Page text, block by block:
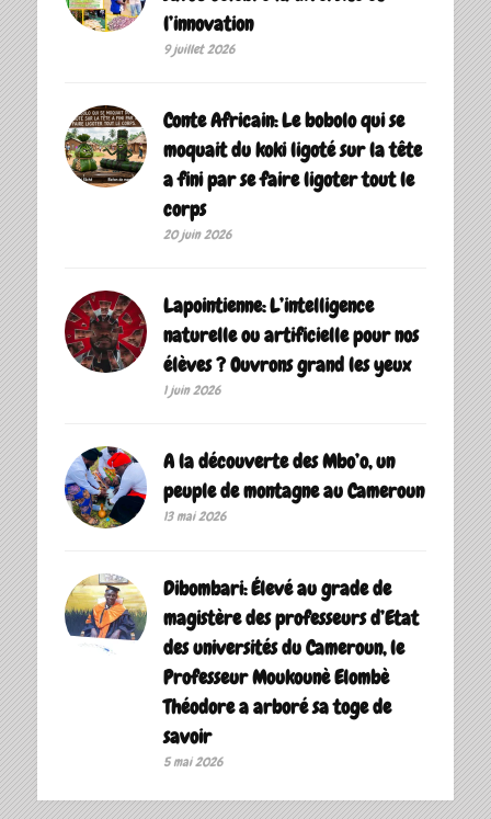
l’innovation
9 juillet 2026
Conte Africain: Le bobolo qui se
moquait du koki ligoté sur la tête
a fini par se faire ligoter tout le
corps
20 juin 2026
Lapointienne: L’intelligence
naturelle ou artificielle pour nos
élèves ? Ouvrons grand les yeux
1 juin 2026
A la découverte des Mbo’o, un
peuple de montagne au Cameroun
13 mai 2026
Dibombari: Élevé au grade de
magistère des professeurs d’Etat
des universités du Cameroun, le
Professeur Moukounè Elombè
Théodore a arboré sa toge de
savoir ‎
5 mai 2026